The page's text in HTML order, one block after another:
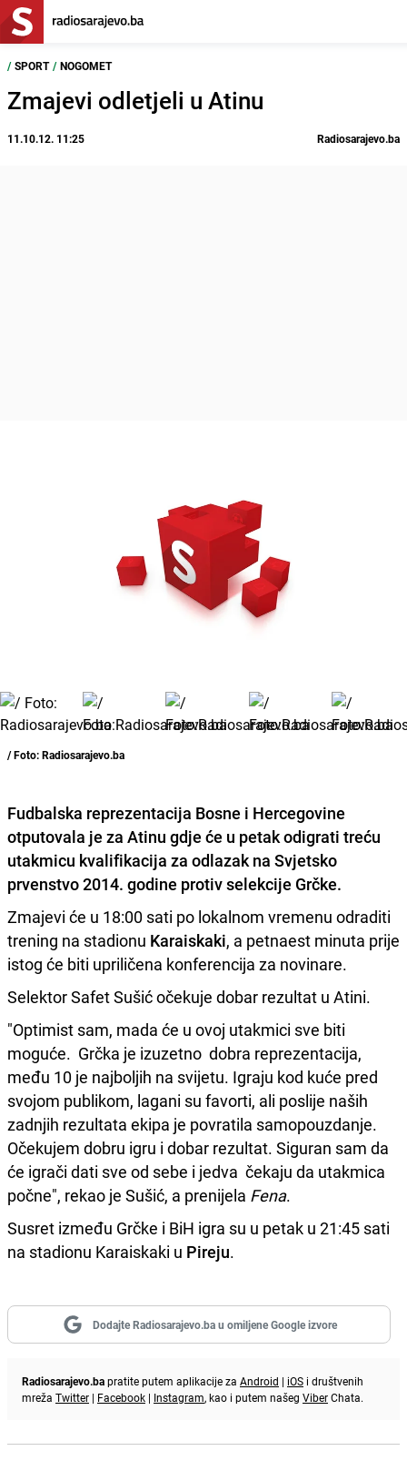
/ SPORT / NOGOMET
Zmajevi odletjeli u Atinu
11.10.12. 11:25 Radiosarajevo.ba
/ Foto: Radiosarajevo.ba
Fudbalska reprezentacija Bosne i Hercegovine
otputovala je za Atinu gdje će u petak odigrati treću
utakmicu kvalifikacija za odlazak na Svjetsko
prvenstvo 2014. godine protiv selekcije Grčke.
Zmajevi će u 18:00 sati po lokalnom vremenu odraditi
trening na stadionu Karaiskaki, a petnaest minuta prije
istog će biti upriličena konferencija za novinare.
Selektor Safet Sušić očekuje dobar rezultat u Atini.
"Optimist sam, mada će u ovoj utakmici sve biti
moguće. Grčka je izuzetno dobra reprezentacija,
među 10 je najboljih na svijetu. Igraju kod kuće pred
svojom publikom, lagani su favorti, ali poslije naših
zadnjih rezultata ekipa je povratila samopouzdanje.
Očekujem dobru igru i dobar rezultat. Siguran sam da
će igrači dati sve od sebe i jedva čekaju da utakmica
počne", rekao je Sušić, a prenijela Fena.
Susret između Grčke i BiH igra su u petak u 21:45 sati
na stadionu Karaiskaki u Pireju.
Dodajte Radiosarajevo.ba u omiljene Google izvore
Radiosarajevo.bapratite putem aplikacije za Android | iOS i društvenih
mreža Twitter | Facebook | Instagram, kao i putem našeg ViberChata.